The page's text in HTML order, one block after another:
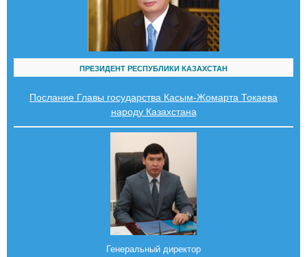
ПРЕЗИДЕНТ РЕСПУБЛИКИ КАЗАХСТАН
Послание Главы государства Касым-Жомарта Токаева
народу Казахстана
Генеральный директор